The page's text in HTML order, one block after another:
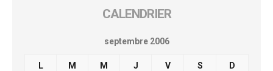
CALENDRIER
septembre 2006
L M M J V S D